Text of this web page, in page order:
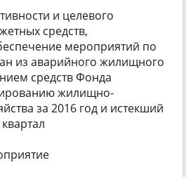
и целевого
средств,
мероприятий по
из аварийного жилищного
средств Фонда
жилищно-
за 2016 год и истекший